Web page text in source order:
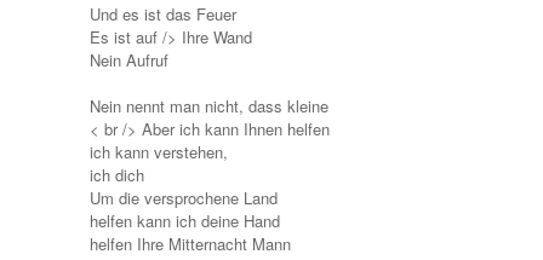
Und es ist das Feuer
Es ist auf /> Ihre Wand
Nein Aufruf
Nein nennt man nicht, dass kleine
< br /> Aber ich kann Ihnen helfen
ich kann verstehen,
ich dich
Um die versprochene Land
helfen kann ich deine Hand
helfen Ihre Mitternacht Mann